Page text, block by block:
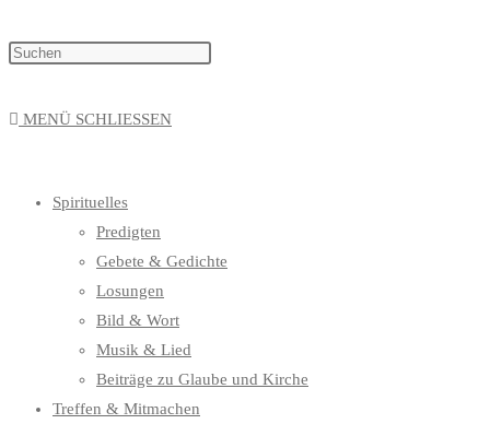
MENÜ SCHLIESSEN
Spirituelles
Predigten
Gebete & Gedichte
Losungen
Bild & Wort
Musik & Lied
Beiträge zu Glaube und Kirche
Treffen & Mitmachen